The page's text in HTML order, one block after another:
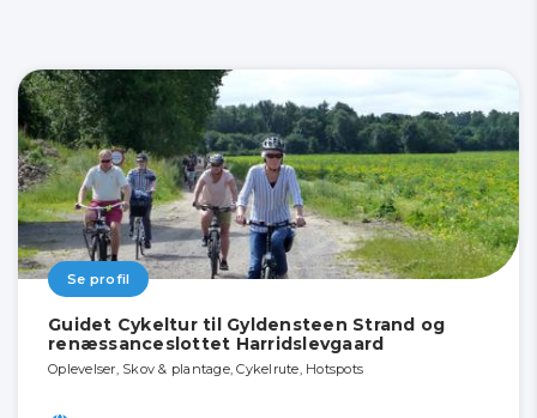
Se profil
Guidet Cykeltur til Gyldensteen Strand og
renæssanceslottet Harridslevgaard
Oplevelser, Skov & plantage, Cykelrute, Hotspots